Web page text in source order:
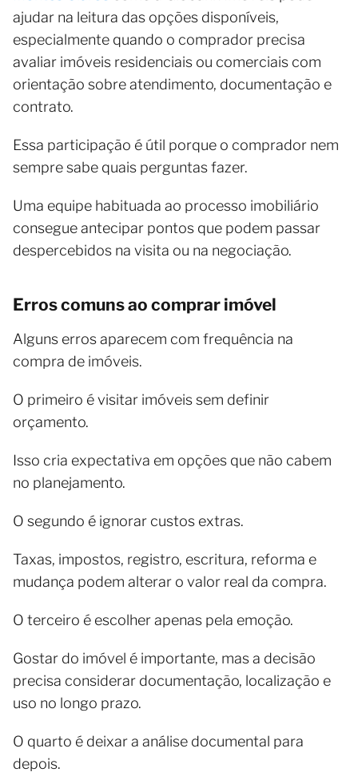
ajudar na leitura das opções disponíveis,
especialmente quando o comprador precisa
avaliar imóveis residenciais ou comerciais com
orientação sobre atendimento, documentação e
contrato.
Essa participação é útil porque o comprador nem
sempre sabe quais perguntas fazer.
Uma equipe habituada ao processo imobiliário
consegue antecipar pontos que podem passar
despercebidos na visita ou na negociação.
Erros comuns ao comprar imóvel
Alguns erros aparecem com frequência na
compra de imóveis.
O primeiro é visitar imóveis sem definir
orçamento.
Isso cria expectativa em opções que não cabem
no planejamento.
O segundo é ignorar custos extras.
Taxas, impostos, registro, escritura, reforma e
mudança podem alterar o valor real da compra.
O terceiro é escolher apenas pela emoção.
Gostar do imóvel é importante, mas a decisão
precisa considerar documentação, localização e
uso no longo prazo.
O quarto é deixar a análise documental para
depois.